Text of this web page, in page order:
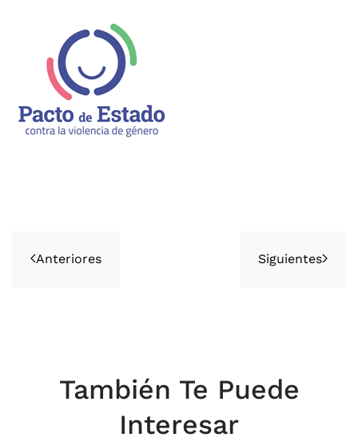
Anteriores Siguientes
También Te Puede
Interesar